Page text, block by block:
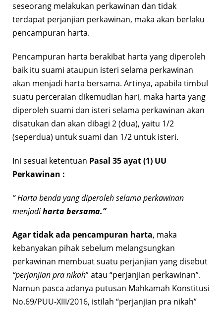
seseorang melakukan perkawinan dan tidak
terdapat perjanjian perkawinan, maka akan berlaku
pencampuran harta.
Pencampuran harta berakibat harta yang diperoleh
baik itu suami ataupun isteri selama perkawinan
akan menjadi harta bersama. Artinya, apabila timbul
suatu perceraian dikemudian hari, maka harta yang
diperoleh suami dan isteri selama perkawinan akan
disatukan dan akan dibagi 2 (dua), yaitu 1/2
(seperdua) untuk suami dan 1/2 untuk isteri.
Ini sesuai ketentuan Pasal 35 ayat (1) UU
Perkawinan :
” Harta benda yang diperoleh selama perkawinan
menjadiharta bersama.”
Agar tidak ada pencampuran harta, maka
kebanyakan pihak sebelum melangsungkan
perkawinan membuat suatu perjanjian yang disebut
“perjanjian pra nikah” atau “perjanjian perkawinan”.
Namun pasca adanya putusan Mahkamah Konstitusi
No.69/PUU-XIII/2016, istilah “perjanjian pra nikah”